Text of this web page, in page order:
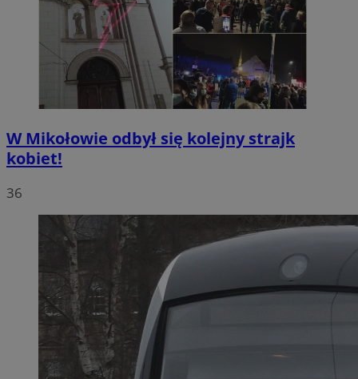
W Mikołowie odbył się kolejny strajk
kobiet!
36